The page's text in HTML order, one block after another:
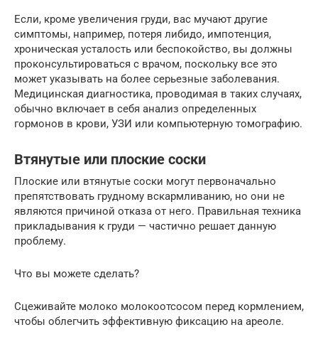
Если, кроме увеличения груди, вас мучают другие
симптомы, например, потеря либидо, импотенция,
хроническая усталость или беспокойство, вы должны
проконсультироваться с врачом, поскольку все это
может указывать на более серьезные заболевания.
Медицинская диагностика, проводимая в таких случаях,
обычно включает в себя анализ определенных
гормонов в крови, УЗИ или компьютерную томографию.
Втянутые или плоские соски
Плоские или втянутые соски могут первоначально
препятствовать грудному вскармливанию, но они не
являются причиной отказа от него. Правильная техника
прикладывания к груди — частично решает данную
проблему.
Что вы можете сделать?
Сцеживайте молоко молокоотсосом перед кормлением,
чтобы облегчить эффективную фиксацию на ареоле.